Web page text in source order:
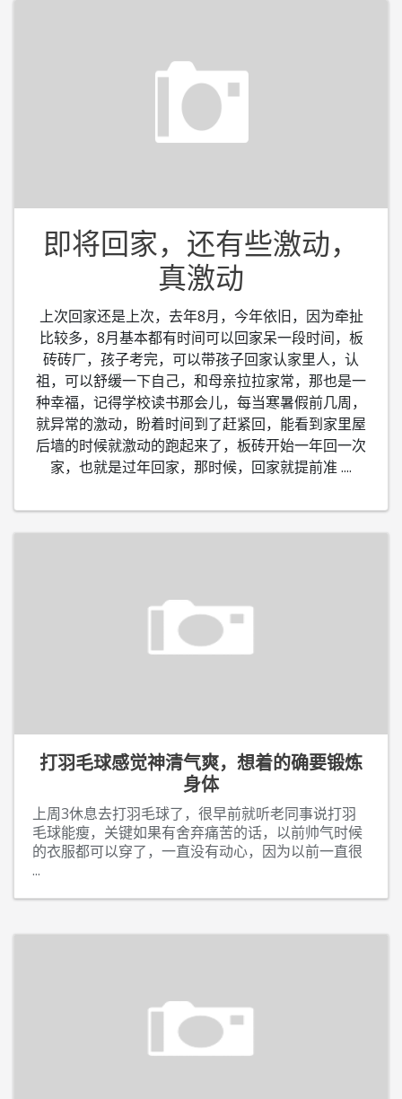
即将回家，还有些激动，
真激动
上次回家还是上次，去年8月，今年依旧，因为牵扯
比较多，8月基本都有时间可以回家呆一段时间，板
砖砖厂，孩子考完，可以带孩子回家认家里人，认
祖，可以舒缓一下自己，和母亲拉拉家常，那也是一
种幸福，记得学校读书那会儿，每当寒暑假前几周，
就异常的激动，盼着时间到了赶紧回，能看到家里屋
后墙的时候就激动的跑起来了，板砖开始一年回一次
家，也就是过年回家，那时候，回家就提前准 ....
打羽毛球感觉神清气爽，想着的确要锻炼
身体
上周3休息去打羽毛球了，很早前就听老同事说打羽
毛球能瘦，关键如果有舍弃痛苦的话，以前帅气时候
的衣服都可以穿了，一直没有动心，因为以前一直很
...